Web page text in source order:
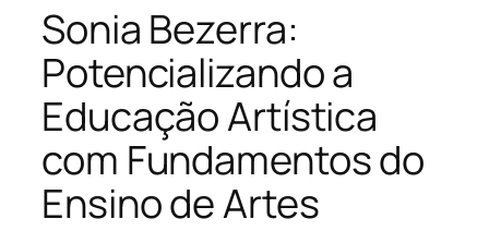
Sonia Bezerra:
Potencializando a
Educação Artística
com Fundamentos do
Ensino de Artes